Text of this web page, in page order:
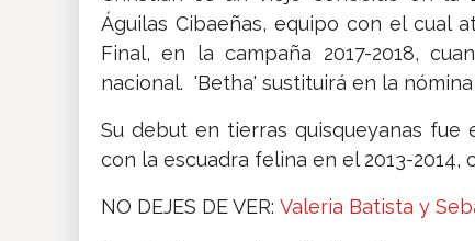
Águilas Cibaeñas, equipo con el cual
Final, en la campaña 2017-2018,
nacional. 'Betha' sustituirá en la
Su debut en tierras quisqueyanas fue
con la escuadra felina en el 2013-
NO DEJES DE VER: Valeria Batista y